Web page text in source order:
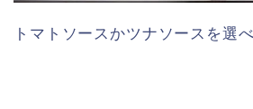
トマトソースかツナソースを選